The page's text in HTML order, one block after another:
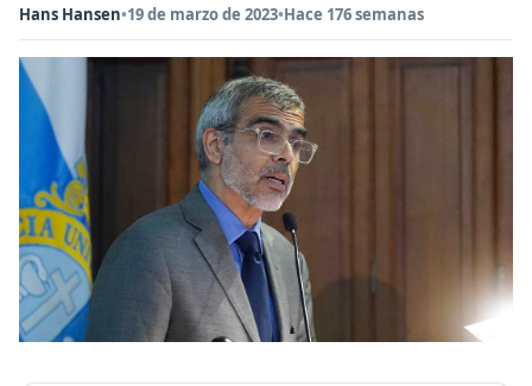
Hans Hansen•19 de marzo de 2023•Hace 176 semanas